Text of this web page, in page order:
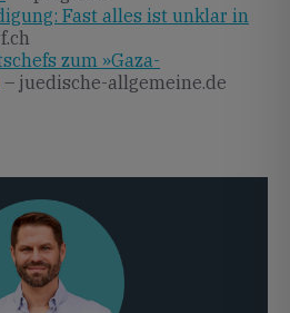
Fast alles ist unklar in
zum »Gaza-
– juedische-allgemeine.de